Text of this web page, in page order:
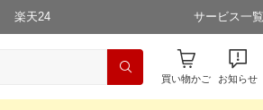
楽天24 サービス一覧
買い物かご お知らせ